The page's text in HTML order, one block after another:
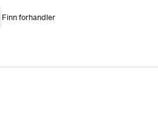
Finn forhandler